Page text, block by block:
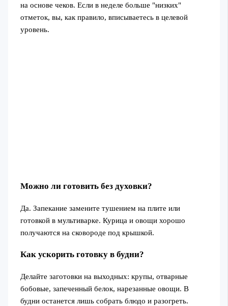
на основе чеков. Если в неделе больше "низких"
отметок, вы, как правило, вписываетесь в целевой
уровень.
Можно ли готовить без духовки?
Да. Запекание замените тушением на плите или
готовкой в мультиварке. Курица и овощи хорошо
получаются на сковороде под крышкой.
Как ускорить готовку в будни?
Делайте заготовки на выходных: крупы, отварные
бобовые, запеченный белок, нарезанные овощи. В
будни останется лишь собрать блюдо и разогреть.